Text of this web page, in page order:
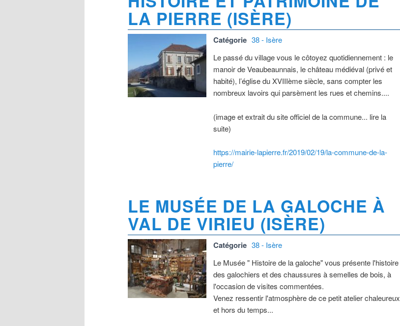
LA PIERRE (ISÈRE)
Catégorie 38 - Isère
Le passé du village vous le côtoyez quotidiennement : le
manoir de Veaubeaunnais, le château médiéval (privé et
habité), l’église du XVIIIème siècle, sans compter les
nombreux lavoirs qui parsèment les rues et chemins....
(image et extrait du site officiel de la commune... lire la
suite)
https://mairie-lapierre.fr/2019/02/19/la-commune-de-la-
pierre/
LE MUSÉE DE LA GALOCHE À
VAL DE VIRIEU (ISÈRE)
Catégorie 38 - Isère
Le Musée " Histoire de la galoche" vous présente l'histoire
des galochiers et des chaussures à semelles de bois, à
l'occasion de visites commentées.
Venez ressentir l'atmosphère de ce petit atelier chaleureux
et hors du temps...